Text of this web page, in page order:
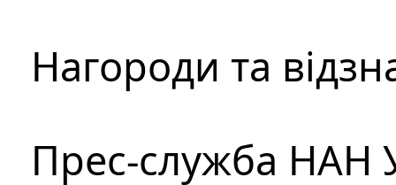
Нагороди та
Прес-служба НАН